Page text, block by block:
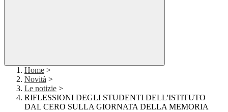
Home >
Novità >
Le notizie >
RIFLESSIONI DEGLI STUDENTI DELL'ISTITUTO
DAL CERO SULLA GIORNATA DELLA MEMORIA